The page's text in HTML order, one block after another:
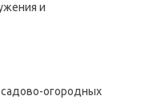
и
огородных